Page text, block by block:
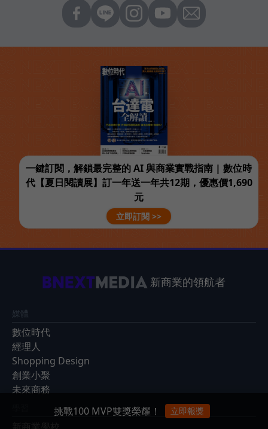
一鍵訂閱，解鎖最完整的 AI 與商業實戰指南 | 數位時
代【夏日閱讀展】訂一年送一年共12期，優惠價1,690
元
立即訂閱 >>
新商業的領航者
媒體
數位時代
經理人
Shopping Design
創業小聚
未來商務
挑戰100 MVP雙獎榮耀！ 立即報獎